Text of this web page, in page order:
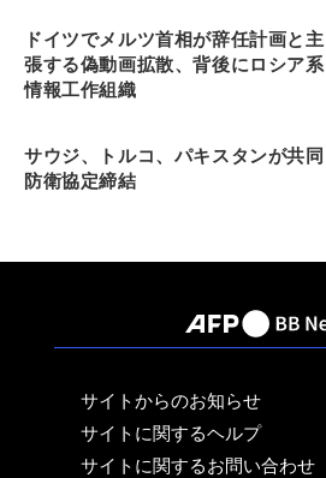
ドイツでメルツ首相が辞任計画と主
張する偽動画拡散、背後にロシア系
情報工作組織
サウジ、トルコ、パキスタンが共同
防衛協定締結
サイトからのお知らせ
サイトに関するヘルプ
サイトに関するお問い合わせ